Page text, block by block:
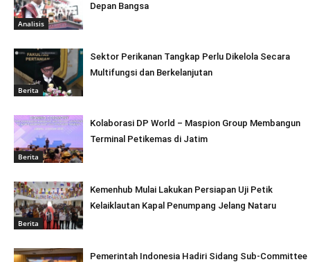
Analisis
Depan Bangsa
Berita
Sektor Perikanan Tangkap Perlu Dikelola Secara
Multifungsi dan Berkelanjutan
Berita
Kolaborasi DP World – Maspion Group Membangun
Terminal Petikemas di Jatim
Berita
Kemenhub Mulai Lakukan Persiapan Uji Petik
Kelaiklautan Kapal Penumpang Jelang Nataru
Pemerintah Indonesia Hadiri Sidang Sub-Committee